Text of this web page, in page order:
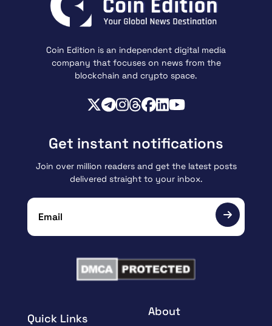
Coin Edition is an independent digital media
company that focuses on news from the
blockchain and crypto space.
Quick Links
About
Get instant notifications
Join over million readers and get the latest posts
delivered straight to your inbox.